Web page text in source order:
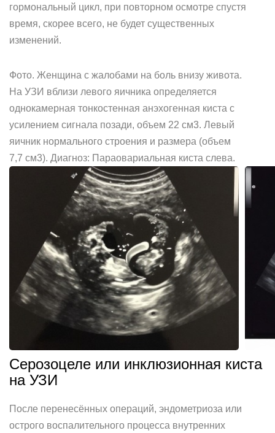
гормональный цикл, при повторном осмотре спустя
время, скорее всего, не будет существенных
изменений.
Фото. Женщина с жалобами на боль внизу живота.
На УЗИ вблизи левого яичника определяется
однокамерная тонкостенная анэхогенная киста с
усилением сигнала позади, объем 22 см3. Левый
яичник нормального строения и размера (объем
7,7 см3). Диагноз: Параовариальная киста слева.
Серозоцеле или инклюзионная киста
на УЗИ
После перенесённых операций, эндометриоза или
острого воспалительного процесса внутренних